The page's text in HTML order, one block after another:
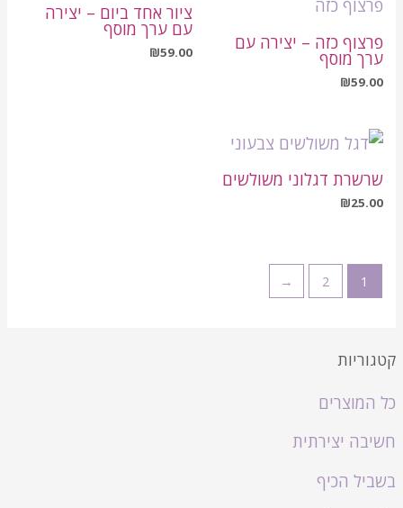
קטגוריות
כל המוצרים
חשיבה יצירתית
בשביל הכיף
פרצוף כזה – יצירה עם
ערך מוסף
₪59.00
ציור אחד ביום – יצירה
עם ערך מוסף
₪59.00
שרשרת דגלוני משולשים
₪25.00
1
2
←